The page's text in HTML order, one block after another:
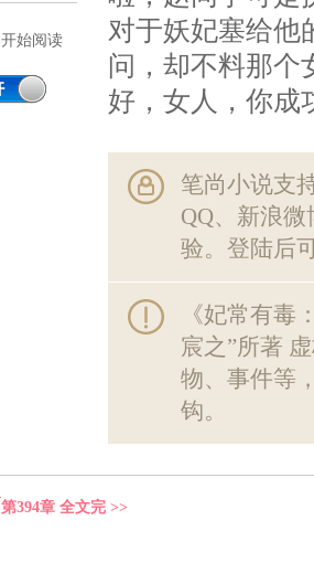
开始阅读
对于妖妃塞给他
问，却不料那
好，女人，你成
笔尚小说支
QQ、新浪
验。登陆后
《妃常有毒
宸之”所著
物、事件等
钩。
第394章 全文完 >>